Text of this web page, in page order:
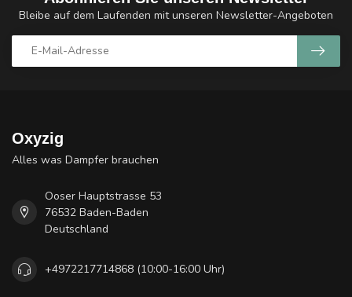
Bleibe auf dem Laufenden mit unseren Newsletter-Angeboten
Oxyzig
Alles was Dampfer brauchen
Ooser Hauptstrasse 53
76532 Baden-Baden
Deutschland
+4972217714868 (10:00-16:00 Uhr)